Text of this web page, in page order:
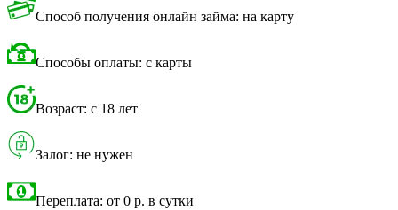
Способ получения онлайн займа: на карту
Способы оплаты: с карты
Возраст: с 18 лет
Залог: не нужен
Переплата: от 0 р. в сутки